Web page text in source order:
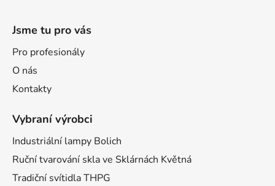
Jsme tu pro vás
Pro profesionály
O nás
Kontakty
Vybraní výrobci
Industriální lampy Bolich
Ruční tvarování skla ve Sklárnách Květná
Tradiční svítidla THPG